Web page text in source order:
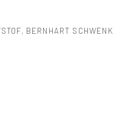
BERNHART SCHWENK